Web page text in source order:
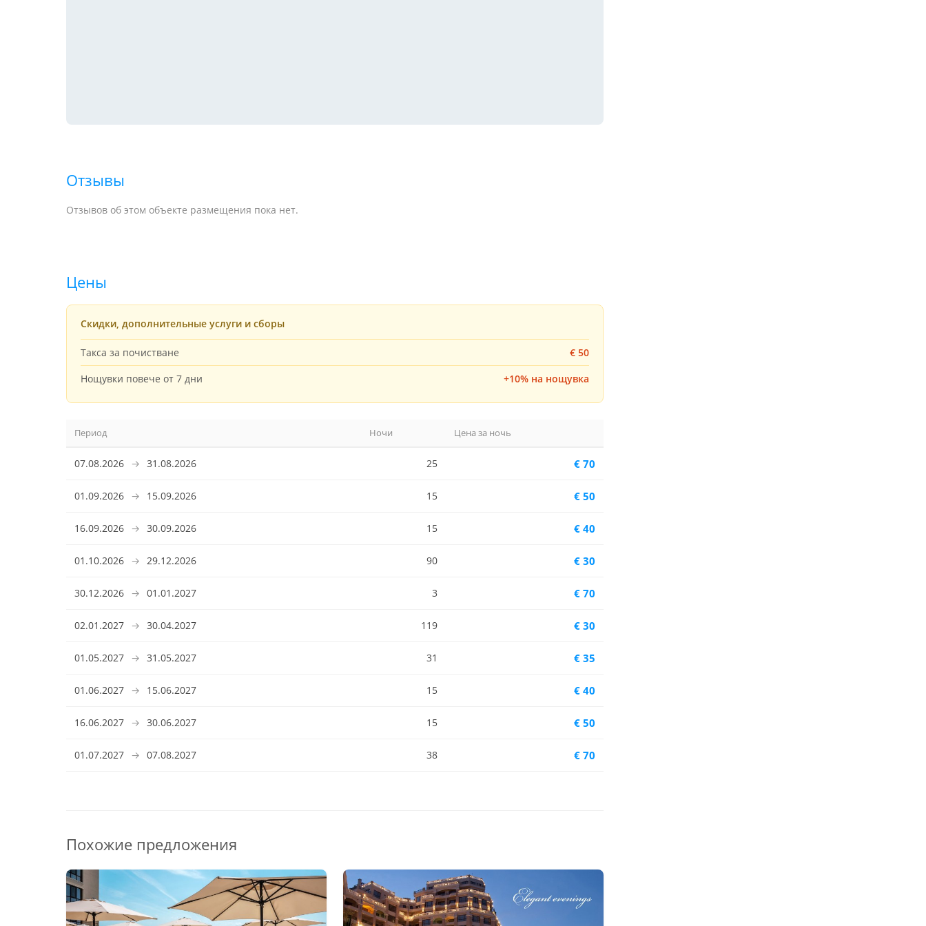
Отзывы
Отзывов об этом объекте размещения пока нет.
Цены
Скидки, дополнительные услуги и сборы
Такса за почистване
€ 50
Нощувки повече от 7 дни
+10% на нощувка
Период Ночи Цена за ночь
07.08.2026 → 31.08.2026 25 € 70
01.09.2026 → 15.09.2026 15 € 50
16.09.2026 → 30.09.2026 15 € 40
01.10.2026 → 29.12.2026 90 € 30
30.12.2026 → 01.01.2027 3 € 70
02.01.2027 → 30.04.2027 119 € 30
01.05.2027 → 31.05.2027 31 € 35
01.06.2027 → 15.06.2027 15 € 40
16.06.2027 → 30.06.2027 15 € 50
01.07.2027 → 07.08.2027 38 € 70
Похожие предложения